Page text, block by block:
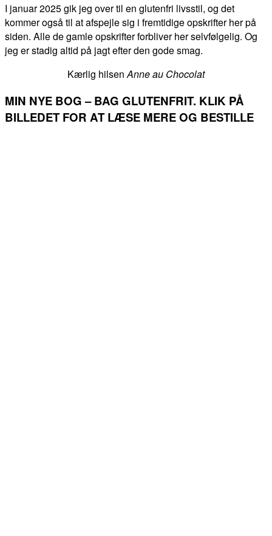
I januar 2025 gik jeg over til en glutenfri livsstil, og det
kommer også til at afspejle sig i fremtidige opskrifter her på
siden. Alle de gamle opskrifter forbliver her selvfølgelig. Og
jeg er stadig altid på jagt efter den gode smag.
Kærlig hilsenAnne au Chocolat
MIN NYE BOG – BAG GLUTENFRIT. KLIK PÅ
BILLEDET FOR AT LÆSE MERE OG BESTILLE